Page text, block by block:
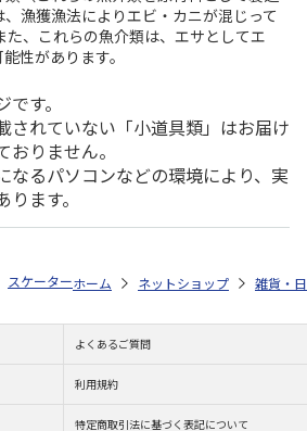
漁獲漁法によりエビ・カニが混じって
た、これらの魚介類は、エサとしてエ
性があります。
す。
されていない「小道具類」はお届け
りません。
なるパソコンなどの環境により、実
ます。
スケーター スタイリッシュブローボトル とな
ホーム ネットショップ 雑貨・
よくあるご質問
利用規約
特定商取引法に基づく表記について